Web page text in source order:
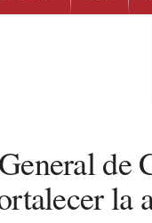
de
la